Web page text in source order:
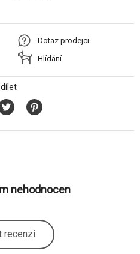
Dotaz prodejci
Hlídání
nehodnocen
recenzi